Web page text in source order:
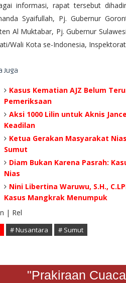
informasi, rapat tersebut
Syaifullah, Pj. Gubernur
Al Muktabar, Pj. Gubernur
Wali Kota se-Indonesia,
Juga
Kasus Kematian AJZ Belum
Pemeriksaan
Aksi 1000 Lilin untuk Aknis
Keadilan
Ketua Gerakan Masyarakat
Sumut
Diam Bukan Karena Pasrah:
Nias
Nini Libertina Waruwu, S.H.,
Kasus Mangkrak Menumpuk
| Rel
# Nusantara # Sumut
"Prakiraan Cuaca